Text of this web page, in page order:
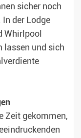
sicher noch
In der Lodge
Whirlpool
lassen und sich
Zeit gekommen,